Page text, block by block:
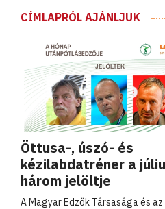
CÍMLAPRÓL AJÁNLJUK
Öttusa-, úszó- és
kézilabdatréner a
három jelöltje
A Magyar Edzők Társasága és az